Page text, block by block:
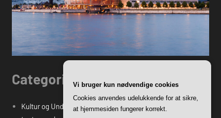
Categories
Kultur og Underholdning
Vi bruger kun nødvendige cookies
Cookies anvendes udelukkende for at sikre,
at hjemmesiden fungerer korrekt.